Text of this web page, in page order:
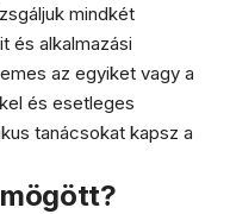
mindkét
és alkalmazási
az egyiket vagy a
és esetleges
tanácsokat kapsz a